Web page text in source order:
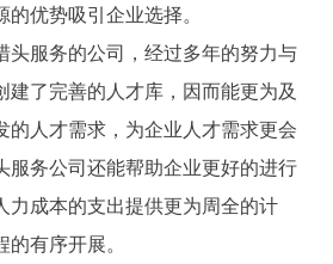
的优势吸引企业选择。
服务的公司，经过多年的努力与
建了完善的人才库，因而能更为及
的人才需求，为企业人才需求更会
服务公司还能帮助企业更好的进行
力成本的支出提供更为周全的计
有序开展。